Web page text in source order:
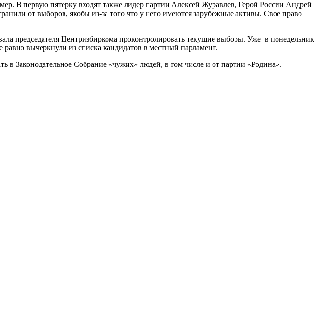
В первую пятерку входят также лидер партии Алексей Журавлев, Герой России Андрей
от выборов, якобы из-за того что у него имеются зарубежные активы. Свое право
председателя Центризбиркома проконтролировать текущие выборы. Уже в понедельник
вычеркнули из списка кандидатов в местный парламент.
в Законодательное Собрание «чужих» людей, в том числе и от партии «Родина».